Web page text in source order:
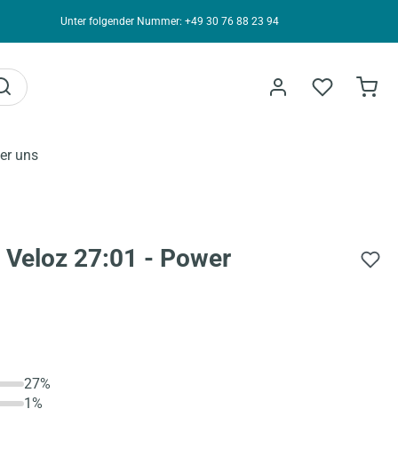
Unter folgender Nummer: +49 30 76 88 23 94
uns
Veloz 27:01 - Power
27%
1%